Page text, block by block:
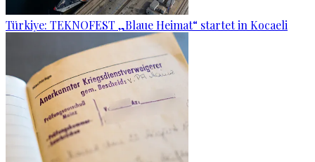
Türkiye: TEKNOFEST „Blaue Heimat“ startet in Kocaeli